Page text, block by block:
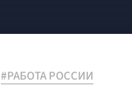
#РАБОТА РОССИИ